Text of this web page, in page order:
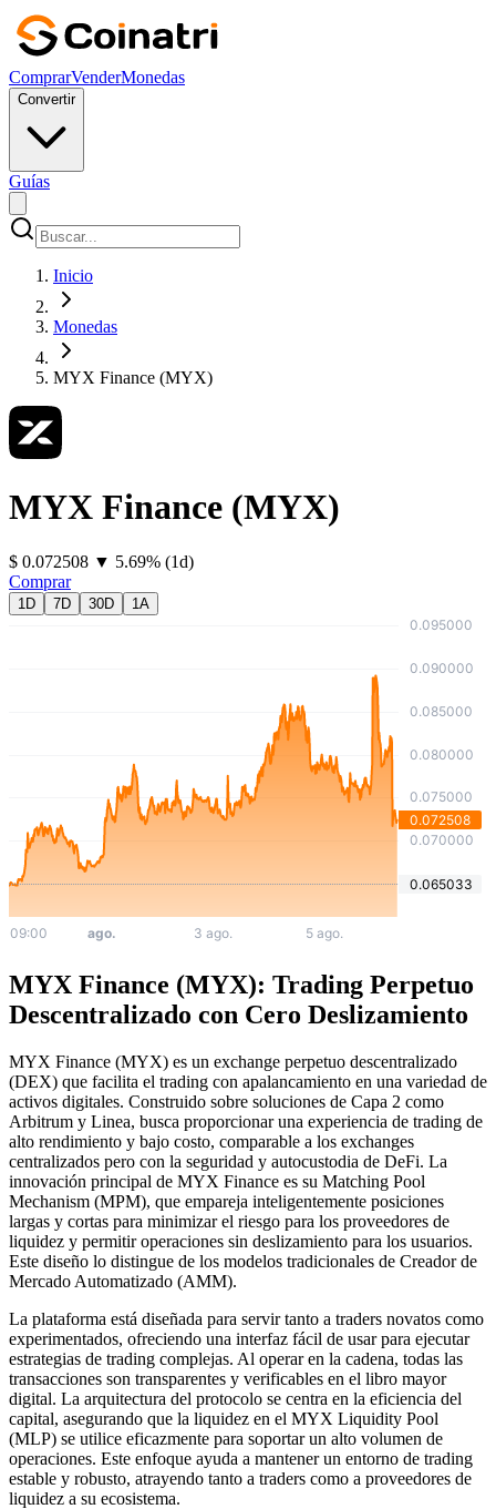
ComprarVenderMonedas
Convertir
Guías
Inicio
Monedas
MYX Finance (MYX)
MYX Finance (MYX)
⁦$⁩ 0.072508 ▼ 5.69% (1d)
Comprar
1D 7D 30D 1A
MYX Finance (MYX): Trading Perpetuo
Descentralizado con Cero Deslizamiento
MYX Finance (MYX) es un exchange perpetuo descentralizado
(DEX) que facilita el trading con apalancamiento en una variedad de
activos digitales. Construido sobre soluciones de Capa 2 como
Arbitrum y Linea, busca proporcionar una experiencia de trading de
alto rendimiento y bajo costo, comparable a los exchanges
centralizados pero con la seguridad y autocustodia de DeFi. La
innovación principal de MYX Finance es su Matching Pool
Mechanism (MPM), que empareja inteligentemente posiciones
largas y cortas para minimizar el riesgo para los proveedores de
liquidez y permitir operaciones sin deslizamiento para los usuarios.
Este diseño lo distingue de los modelos tradicionales de Creador de
Mercado Automatizado (AMM).
La plataforma está diseñada para servir tanto a traders novatos como
experimentados, ofreciendo una interfaz fácil de usar para ejecutar
estrategias de trading complejas. Al operar en la cadena, todas las
transacciones son transparentes y verificables en el libro mayor
digital. La arquitectura del protocolo se centra en la eficiencia del
capital, asegurando que la liquidez en el MYX Liquidity Pool
(MLP) se utilice eficazmente para soportar un alto volumen de
operaciones. Este enfoque ayuda a mantener un entorno de trading
estable y robusto, atrayendo tanto a traders como a proveedores de
liquidez a su ecosistema.